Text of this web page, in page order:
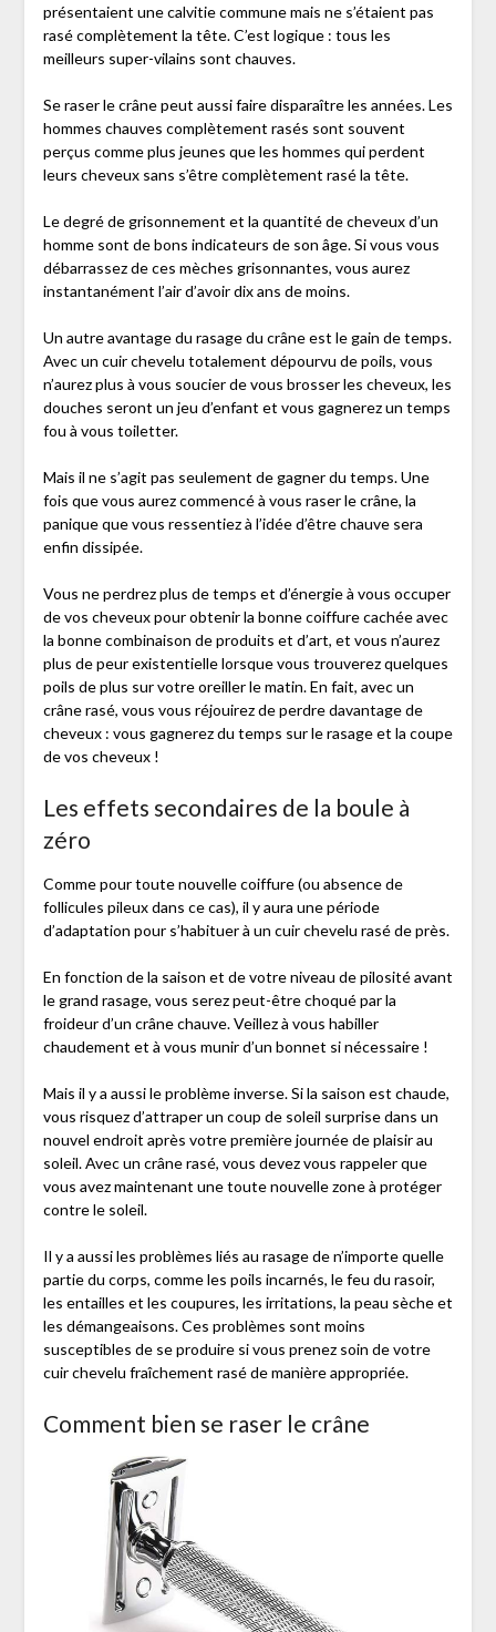
présentaient une calvitie commune mais ne s’étaient pas
rasé complètement la tête. C’est logique : tous les
meilleurs super-vilains sont chauves.
Se raser le crâne peut aussi faire disparaître les années. Les
hommes chauves complètement rasés sont souvent
perçus comme plus jeunes que les hommes qui perdent
leurs cheveux sans s’être complètement rasé la tête.
Le degré de grisonnement et la quantité de cheveux d’un
homme sont de bons indicateurs de son âge. Si vous vous
débarrassez de ces mèches grisonnantes, vous aurez
instantanément l’air d’avoir dix ans de moins.
Un autre avantage du rasage du crâne est le gain de temps.
Avec un cuir chevelu totalement dépourvu de poils, vous
n’aurez plus à vous soucier de vous brosser les cheveux, les
douches seront un jeu d’enfant et vous gagnerez un temps
fou à vous toiletter.
Mais il ne s’agit pas seulement de gagner du temps. Une
fois que vous aurez commencé à vous raser le crâne, la
panique que vous ressentiez à l’idée d’être chauve sera
enfin dissipée.
Vous ne perdrez plus de temps et d’énergie à vous occuper
de vos cheveux pour obtenir la bonne coiffure cachée avec
la bonne combinaison de produits et d’art, et vous n’aurez
plus de peur existentielle lorsque vous trouverez quelques
poils de plus sur votre oreiller le matin. En fait, avec un
crâne rasé, vous vous réjouirez de perdre davantage de
cheveux : vous gagnerez du temps sur le rasage et la coupe
de vos cheveux !
Les effets secondaires de la boule à
zéro
Comme pour toute nouvelle coiffure (ou absence de
follicules pileux dans ce cas), il y aura une période
d’adaptation pour s’habituer à un cuir chevelu rasé de près.
En fonction de la saison et de votre niveau de pilosité avant
le grand rasage, vous serez peut-être choqué par la
froideur d’un crâne chauve. Veillez à vous habiller
chaudement et à vous munir d’un bonnet si nécessaire !
Mais il y a aussi le problème inverse. Si la saison est chaude,
vous risquez d’attraper un coup de soleil surprise dans un
nouvel endroit après votre première journée de plaisir au
soleil. Avec un crâne rasé, vous devez vous rappeler que
vous avez maintenant une toute nouvelle zone à protéger
contre le soleil.
Il y a aussi les problèmes liés au rasage de n’importe quelle
partie du corps, comme les poils incarnés, le feu du rasoir,
les entailles et les coupures, les irritations, la peau sèche et
les démangeaisons. Ces problèmes sont moins
susceptibles de se produire si vous prenez soin de votre
cuir chevelu fraîchement rasé de manière appropriée.
Comment bien se raser le crâne